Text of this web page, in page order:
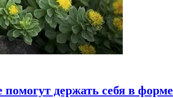
держать себя в форме